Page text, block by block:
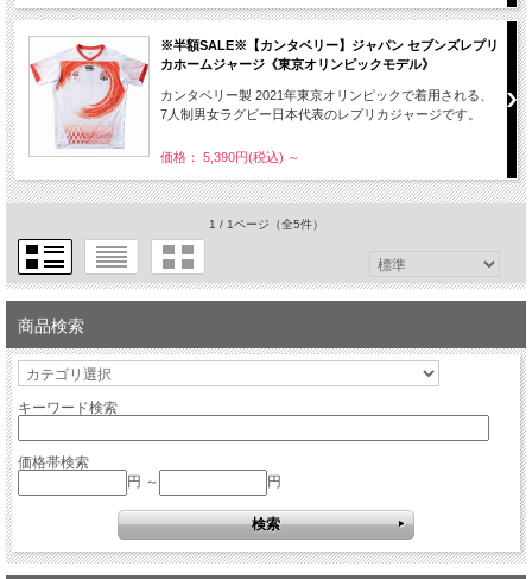
※半額SALE※【カンタベリー】ジャパン セブンズレプリ
カホームジャージ《東京オリンピックモデル》
カンタベリー製 2021年東京オリンピックで着用される、
7人制男女ラグビー日本代表のレプリカジャージです。
価格： 5,390円(税込) ～
1 / 1ページ （全5件）
商品検索
キーワード検索
価格帯検索
円 ～
円